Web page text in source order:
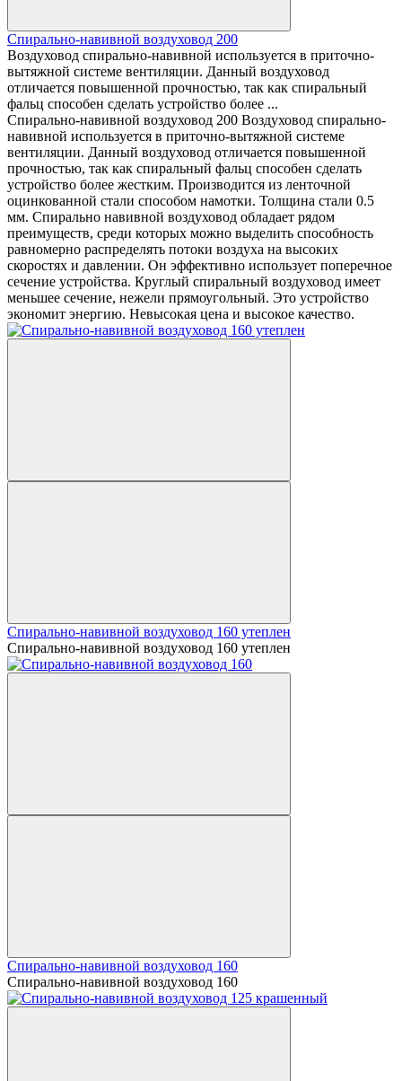
Спирально-навивной воздуховод 200
Воздуховод спирально-навивной используется в приточно-
вытяжной системе вентиляции. Данный воздуховод
отличается повышенной прочностью, так как спиральный
фальц способен сделать устройство более ...
Спирально-навивной воздуховод 200 Воздуховод спирально-
навивной используется в приточно-вытяжной системе
вентиляции. Данный воздуховод отличается повышенной
прочностью, так как спиральный фальц способен сделать
устройство более жестким. Производится из ленточной
оцинкованной стали способом намотки. Толщина стали 0.5
мм. Спирально навивной воздуховод обладает рядом
преимуществ, среди которых можно выделить способность
равномерно распределять потоки воздуха на высоких
скоростях и давлении. Он эффективно использует поперечное
сечение устройства. Круглый спиральный воздуховод имеет
меньшее сечение, нежели прямоугольный. Это устройство
экономит энергию. Невысокая цена и высокое качество.
Спирально-навивной воздуховод 160 утеплен
Спирально-навивной воздуховод 160 утеплен
Спирально-навивной воздуховод 160
Спирально-навивной воздуховод 160